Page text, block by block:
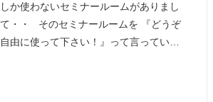
しか使わないセミナールームがありまし
て・・ そのセミナールームを 『どうぞ
自由に使って下さい！』って言ってい…